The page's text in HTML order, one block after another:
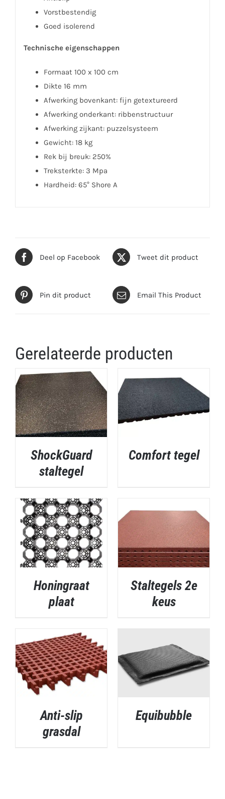
Vorstbestendig
Goed isolerend
Technische eigenschappen
Formaat 100 x 100 cm
Dikte 16 mm
Afwerking bovenkant: fijn getextureerd
Afwerking onderkant: ribbenstructuur
Afwerking zijkant: puzzelsysteem
Gewicht: 18 kg
Rek bij breuk: 250%
Treksterkte: 3 Mpa
Hardheid: 65° Shore A
Deel op Facebook Tweet dit product
Pin dit product Email This Product
Gerelateerde producten
DETAILS
ShockGuard
staltegel
Comfort tegel
DETAILS
Honingraat
plaat
DETAILS
Staltegels 2e
keus
DETAILS
Anti-slip
grasdal
Equibubble